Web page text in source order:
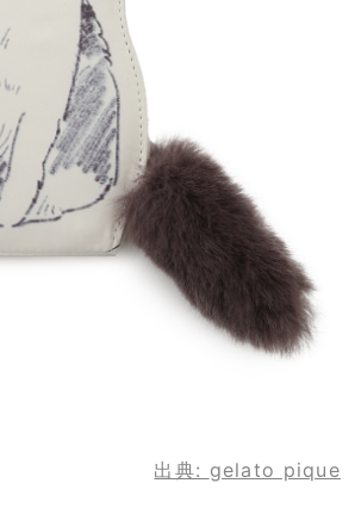
出典: gelato pique